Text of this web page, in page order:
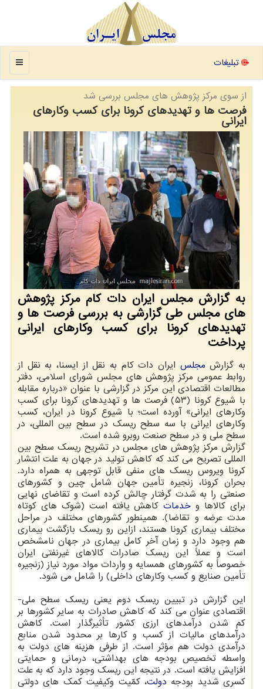
منو تبلیغات
از سوی مركز پژوهش های مجلس بررسی شد
فرصت ها و تهدیدهای كرونا برای كسب وكارهای
ایرانی
به گزارش مجلس ایران دات كام مركز پژوهش
های مجلس طی گزارشی به بررسی فرصت ها و
تهدیدهای كرونا برای كسب وكارهای ایرانی
پرداخت
به گزارش مجلس ایران دات کام به نقل از ایسنا، به نقل از
روابط عمومی مرکز پژوهش های مجلس شورای اسلامی، دفتر
مطالعات اقتصادی این مرکز در گزارشی با عنوان «درباره مقابله
با شیوع کرونا (۵۳) فرصت ها و تهدیدهای کرونا برای کسب
وکارهای ایرانی» آورده است؛ با شیوع کرونا در ایران، کسب
وکارهای ایرانی با سه سطح ریسک در سطح بین المللی، در
سطح ملی و در سطح صنعت روبرو شده است.
گزارش مرکز پژوهش های مجلس در تشریح ریسک سطح بین
المللی تصریح می کند که کاهش تولید در جهان به علت انتشار
کرونا ویروس ریسک های منفی قابل توجهی به همراه دارد.
بحران کرونا، زنجیره تأمین جهان شامل چین و کشورهای
صنعتی را به شدت گرفتار چالش کرده است و تقاضای نهایی
برای کالاها و خدماتکاهش یافته است (شوک های کوتاه
مدت عرضه و تقاضا). همینطور کشورهای مختلف در مراحل
مختلف بیماری کرونا هستند، ازاین رو ریسک بازگشت بیماری
هم وجود دارد و زمان آخر کامل بیماری در جهان نامشخص
است و عملاً این ریسک صادرات کالاهای غیرنفتی ایران
خصوصاً به کشورهای همسایه و واردات مواد مورد نیاز (زنجیره
تأمین صنایع و کسب وکارهای داخلی) را شامل می شود.
این گزارش در تبیین ریسک دوم یعنی ریسک سطح ملی-
اقتصادی عنوان می کند که کاهش صادرات به سایر کشورها بر
کم شدن درآمدهای ارزی کشور تأثیرگذار است. کاهش
درآمدهای مالیات از کسب و کارها بر محدود شدن منابع
درآمدی دولت هم مؤثر است. از طرفی هزینه های دولت به
واسطه تخصیص بودجه های بهداشتی، درمانی و حمایتی
افزایش یافته است. در نتیجه این ریسک وجود دارد که به علت
کسری شدید بودجه دولت، کمّیت وکیفیت کمک های دولتی